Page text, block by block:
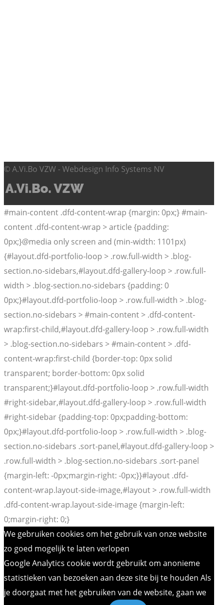
© A.Vi.Bo VZW - Webdesign Info Systems NV
#main-content .dfd-content-wrap {margin: 0px;} #main-
content .dfd-content-wrap > article {padding:
0px;}@media only screen and (min-width: 1101px)
{#layout.dfd-portfolio-loop > .row.full-width > .blog-
section.no-sidebars,#layout.dfd-gallery-loop > .row.full-
width > .blog-section.no-sidebars {padding: 0
0px;}#layout.dfd-portfolio-loop > .row.full-width > .blog-
section.no-sidebars > #main-content > .dfd-content-
wrap:first-child,#layout.dfd-gallery-loop > .row.full-width
> .blog-section.no-sidebars > #main-content > .dfd-
content-wrap:first-child {border-top: 0px solid
transparent; border-bottom: 0px solid
transparent;}#layout.dfd-portfolio-loop > .row.full-width
#right-sidebar,#layout.dfd-gallery-loop > .row.full-width
#right-sidebar {padding-top: 0px;padding-bottom:
0px;}#layout.dfd-portfolio-loop > .row.full-width > .blog-
section.no-sidebars .sort-panel,#layout.dfd-gallery-loop >
.row.full-width > .blog-section.no-sidebars .sort-panel
{margin-left: -0px;margin-right: -0px;}}#layout .dfd-
content-wrap.layout-side-image,#layout > .row.full-width
.dfd-content-wrap.layout-side-image {margin-left:
0;margin-right: 0;}
We gebruiken cookies om het gebruik van onze website
zo goed mogelijk te laten verlopen
Google Analytics cookie wordt gebruikt om anonieme
statistieken van bezoeken aan deze site bij te houden Als
je doorgaat met het gebruiken van de website, gaan we